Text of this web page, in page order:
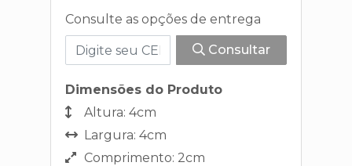
Consulte as opções de entrega
Consultar
Dimensões do Produto
Altura: 4cm
Largura: 4cm
Comprimento: 2cm